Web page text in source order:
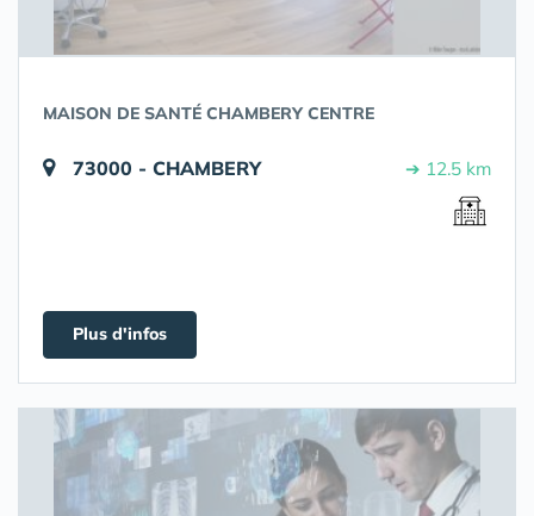
MAISON DE SANTÉ CHAMBERY CENTRE
73000 - CHAMBERY ➔ 12.5 km
Plus d'infos